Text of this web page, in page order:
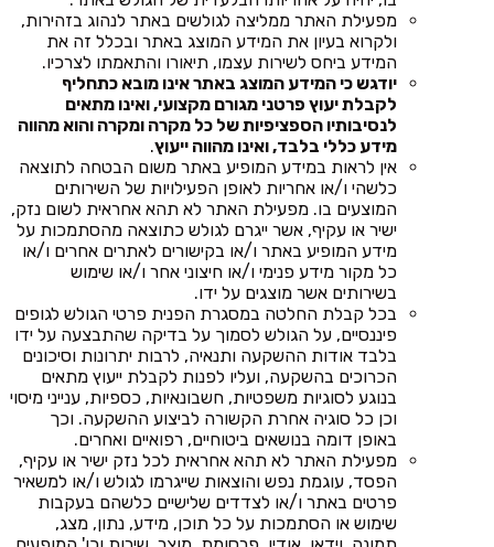
מפעילת האתר ממליצה לגולשים באתר לנהוג בזהירות,
ולקרוא בעיון את המידע המוצג באתר ובכלל זה את
המידע ביחס לשירות עצמו, תיאורו והתאמתו לצרכיו.
יודגש כי המידע המוצג באתר אינו מובא כתחליף
לקבלת יעוץ פרטני מגורם מקצועי, ואינו מתאים
לנסיבותיו הספציפיות של כל מקרה ומקרה והוא מהווה
מידע כללי בלבד, ואינו מהווה ייעוץ.
אין לראות במידע המופיע באתר משום הבטחה לתוצאה
כלשהי ו/או אחריות לאופן הפעילויות של השירותים
המוצעים בו. מפעילת האתר לא תהא אחראית לשום נזק,
ישיר או עקיף, אשר ייגרם לגולש כתוצאה מהסתמכות על
מידע המופיע באתר ו/או בקישורים לאתרים אחרים ו/או
כל מקור מידע פנימי ו/או חיצוני אחר ו/או שימוש
בשירותים אשר מוצגים על ידו.
בכל קבלת החלטה במסגרת הפנית פרטי הגולש לגופים
פיננסיים, על הגולש לסמוך על בדיקה שהתבצעה על ידו
בלבד אודות ההשקעה ותנאיה, לרבות יתרונות וסיכונים
הכרוכים בהשקעה, ועליו לפנות לקבלת ייעוץ מתאים
בנוגע לסוגיות משפטיות, חשבונאיות, כספיות, ענייני מיסוי
וכן כל סוגיה אחרת הקשורה לביצוע ההשקעה. וכך
באופן דומה בנושאים ביטוחיים, רפואיים ואחרים.
מפעילת האתר לא תהא אחראית לכל נזק ישיר או עקיף,
הפסד, עוגמת נפש והוצאות שייגרמו לגולש ו/או למשאיר
פרטים באתר ו/או לצדדים שלישיים כלשהם בעקבות
שימוש או הסתמכות על כל תוכן, מידע, נתון, מצג,